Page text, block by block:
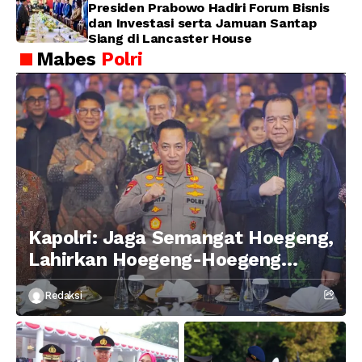
Presiden Prabowo Hadiri Forum Bisnis
dan Investasi serta Jamuan Santap
Siang di Lancaster House
Mabes Polri
Kapolri: Jaga Semangat Hoegeng,
Lahirkan Hoegeng-Hoegeng
Berikutnya
Redaksi